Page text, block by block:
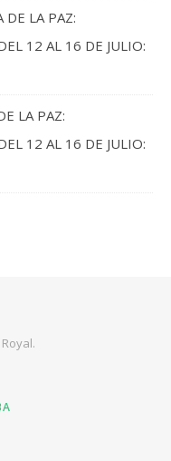
DE LA PAZ:
12 AL 16 DE JULIO:
LA PAZ:
12 AL 16 DE JULIO:
.